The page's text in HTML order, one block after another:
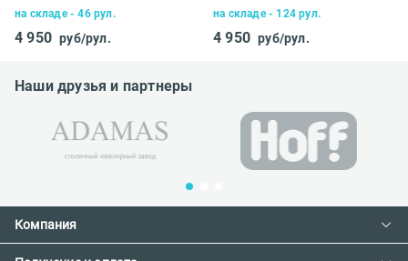
на складе - 46 рул.
4 950 руб/рул.
на складе - 124 рул.
4 950 руб/рул.
Наши друзья и партнеры
Компания